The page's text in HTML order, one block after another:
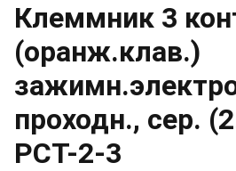
Клеммник 3
(оранж.клав.)
проходн., сер.
PCT-2-3